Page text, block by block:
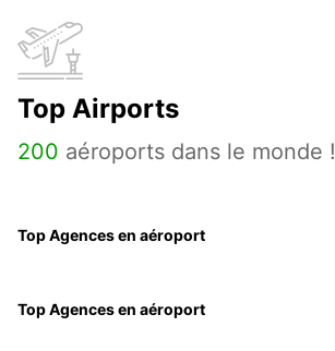
Top Airports
200 aéroports dans le monde !
Top Agences en aéroport
Top Agences en aéroport